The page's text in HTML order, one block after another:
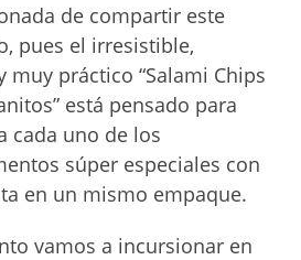
de compartir este
pues el irresistible,
muy práctico “Salami Chips
está pensado para
cada uno de los
súper especiales con
en un mismo empaque.
vamos a incursionar en